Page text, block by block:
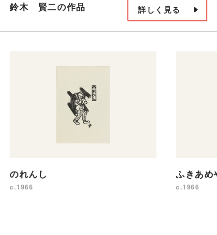
鈴木 賢二の作品 詳しく見る
のれんし
c.1966
ふきあめ
c.1966